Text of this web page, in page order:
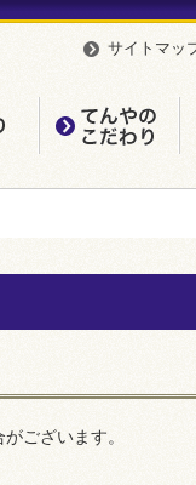
サイトマッ
お持ち帰り
ございます。